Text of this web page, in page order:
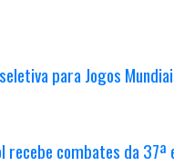
para Jogos
recebe combates da